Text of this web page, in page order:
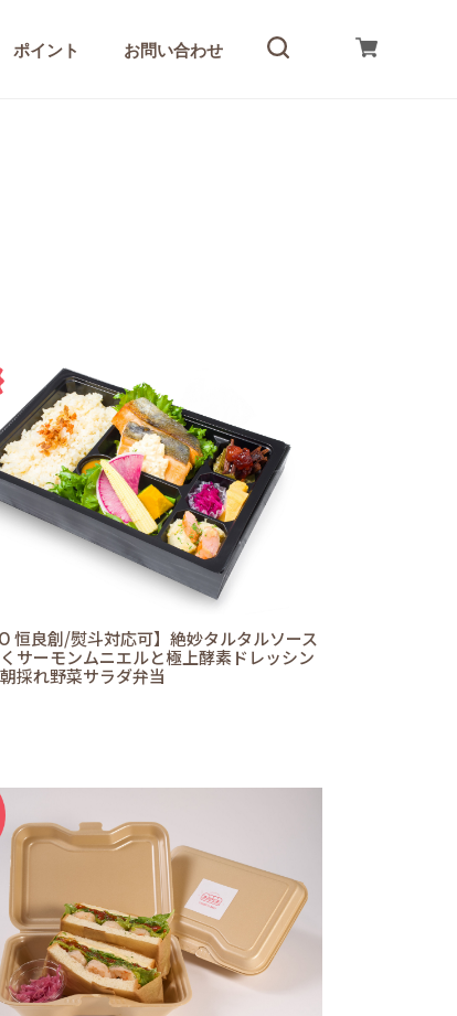
ポイント お問い合わせ
恒良創/熨斗対応可】絶妙タルタルソース
サーモンムニエルと極上酵素ドレッシン
採れ野菜サラダ弁当